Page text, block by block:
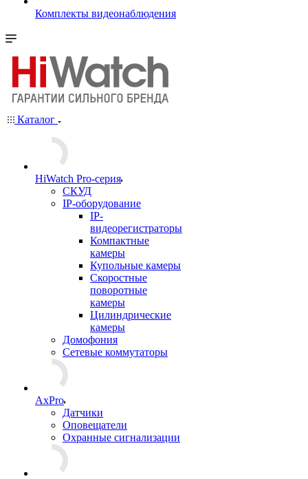
Комплекты видеонаблюдения
Каталог
HiWatch Pro-серия
CКУД
IP-оборудование
IP-
видеорегистраторы
Компактные
камеры
Купольные камеры
Скоростные
поворотные
камеры
Цилиндрические
камеры
Домофония
Сетевые коммутаторы
AxPro
Датчики
Оповещатели
Охранные сигнализации